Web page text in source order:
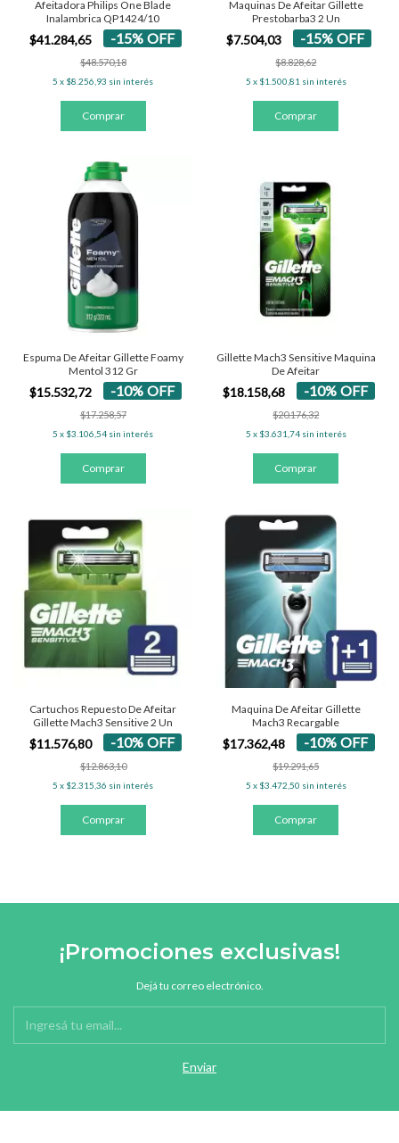
Afeitadora Philips One Blade
Inalambrica QP1424/10
$41.284,65 -15%OFF
$48.570,18
5 x $8.256,93 sin interés
Maquinas De Afeitar Gillette
Prestobarba3 2 Un
$7.504,03 -15% OFF
$8.828,62
5 x $1.500,81 sin interés
Espuma De Afeitar Gillette Foamy
Mentol 312 Gr
$15.532,72 -10%OFF
$17.258,57
5 x $3.106,54 sin interés
Gillette Mach3 Sensitive Maquina
De Afeitar
$18.158,68 -10% OFF
$20.176,32
5 x $3.631,74 sin interés
Cartuchos Repuesto De Afeitar
Gillette Mach3 Sensitive 2 Un
$11.576,80 -10%OFF
$12.863,10
5 x $2.315,36 sin interés
Maquina De Afeitar Gillette
Mach3 Recargable
$17.362,48 -10% OFF
$19.291,65
5 x $3.472,50 sin interés
¡Promociones exclusivas!
Dejá tu correo electrónico.